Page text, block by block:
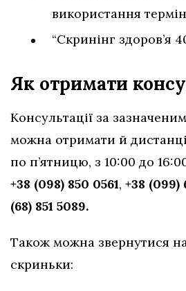
використання
“Скринінг здоров’я
Як отримати
Консультації за
можна отримати й
по п’ятницю, з 10:00 до
+38 (098) 850 0561, +38 (099)
(68) 851 5089.
Також можна звернутися
скриньки: